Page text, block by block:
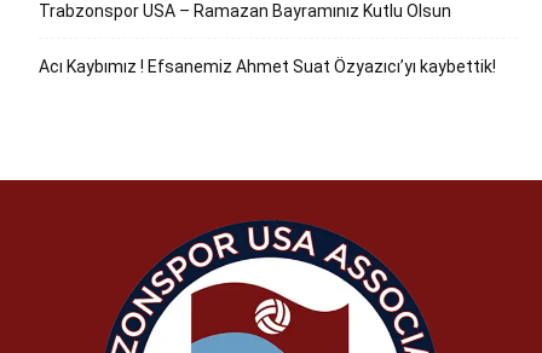
Trabzonspor USA – Ramazan Bayramınız Kutlu Olsun
Acı Kaybımız ! Efsanemiz Ahmet Suat Özyazıcı’yı kaybettik!